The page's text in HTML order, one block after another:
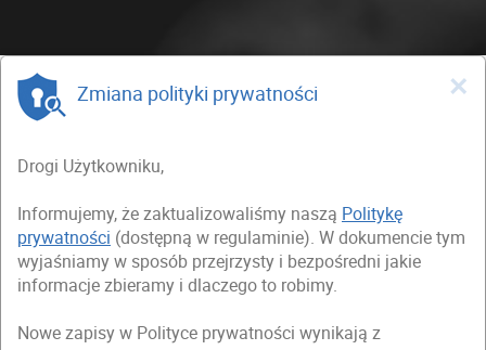
×
Zmiana polityki prywatności
Drogi Użytkowniku,
Informujemy, że zaktualizowaliśmy naszą Politykę
prywatności (dostępną w regulaminie). W dokumencie tym
wyjaśniamy w sposób przejrzysty i bezpośredni jakie
informacje zbieramy i dlaczego to robimy.
Nowe zapisy w Polityce prywatności wynikają z